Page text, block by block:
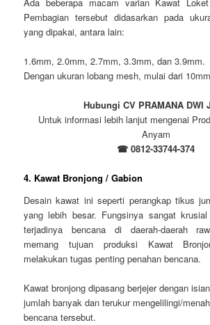
Pembagian tersebut didasarkan pada
yang dipakai, antara lain:
1.6mm, 2.0mm, 2.7mm, 3.3mm, dan 3.9mm.
Dengan ukuran lobang mesh, mulai dari
Hubungi CV PRAMANA DWI
Untuk informasi lebih lanjut mengenai
Anyam
☎ 0812-33744-374
4. Kawat Bronjong / Gabion
Desain kawat ini seperti perangkap tikus
yang lebih besar. Fungsinya sangat
terjadinya bencana di daerah-daerah
memang tujuan produksi Kawat
melakukan tugas penting penahan bencana.
Kawat bronjong dipasang berjejer dengan
jumlah banyak dan terukur mengelilingi/
bencana tersebut.